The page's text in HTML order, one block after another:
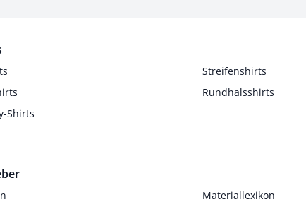
Streifenshirts
Rundhalsshirts
Shirts
Materiallexikon